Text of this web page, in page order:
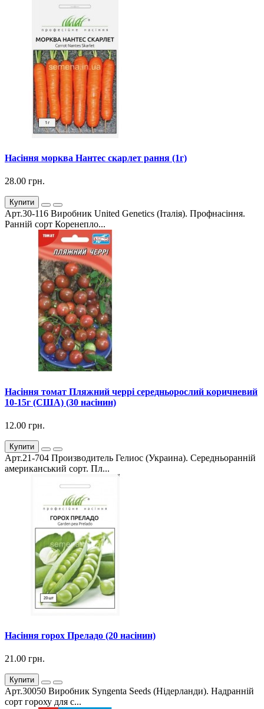
Насіння морква Нантес скарлет рання (1г)
28.00 грн.
Купити
Арт.30-116 Виробник United Genetics (Італія). Профнасіння.
Ранній сорт Коренепло...
Насіння томат Пляжний черрі середньорослий коричневий
10-15г (США) (30 насінин)
12.00 грн.
Купити
Арт.21-704 Производитель Гелиос (Украина). Середньоранній
американський сорт. Пл...
Насіння горох Преладо (20 насінин)
21.00 грн.
Купити
Арт.30050 Виробник Syngenta Seeds (Нідерланди). Надранній
сорт гороху для с...